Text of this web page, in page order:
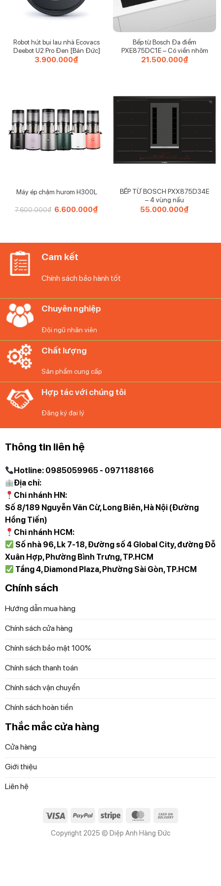
Đáng mua – xứng tầm – tiện lợi mỗi ngày
Còn chần chừ gì nữa? Nhắn em giữ hàng ngay hôm nay
– số lượng không nhiều đâu ạ!
—————————
Kích thước: 28,6 x 12,2 x 14,1cm
Trọng lượng : 1,19 kg
Công Suất: 2400W
Điện áp: 220-240V
BÀN LÀ HƠI NƯỚC ROWENTA
DX1636D1 2
Tại sao nên chọn Diệp Anh – Hàng Đức chính
Hàng cao cấp – Chính hãng 100%: Nhập khẩu
trực tiếp từ Đức và Hàn Quốc cùng các hãng lớn
Giá tốt nhất thị trường: Cam kết cạnh tranh –
Bảo hành & hậu mãi chu đáo: Hỗ trợ tận tâm,
mua hàng không lo nghĩ
Giao hàng toàn quốc: Nhanh chóng – Tiện lợi –
An toàn
Chi nhánh HN:
Số 8/189 Nguyễn Văn Cừ Long Biên Hà Nội (
Đường Hồng Tiến)
Chi nhánh HCM:
Số nhà 280C23, Khu biệt thự 280 Lương Định
Của, P. An Phú, Quận 2, TP. Thủ Đức, TP.HCM
Tầng 4 – Diamond Plaza, 34 Lê Duẩn, P. Bến
Nghé, Quận 1, TP. HCM.
————
GROUP săn Sale:
diepanhhangduc.com
https://www.facebook.com/diepanhhangducvn
https://www.facebook.com/diepanhgiadungduc
Robot hút bụi lau nhà Ecovacs
Deebot U2 Pro Đen [Bản Đức]
3.900.000₫
Bếp từ Bosch Đa điểm
PXE875DC1E – Có viền nhôm
21.500.000₫
Máy ép chậm hurom H300L
7.600.000₫ Giá
6.600.000₫
BẾP TỪ BOSCH PXX875D34E
– 4 vùng nấu
55.000.000₫
Cam kết
Chính sách bảo hành tốt
Chuyên nghiệp
Đội ngũ nhân viên
Chất lượng
Sản phẩm cung cấp
Hợp tác với chúng tôi
Đăng ký đại lý
Thông tin liên hệ
Hotline: 0985059965 - 0971188166
Địa chỉ:
Chi nhánh HN:
Số 8/189 Nguyễn Văn Cừ, Long Biên, Hà Nội (Đường
Hồng Tiến)
Chi nhánh HCM:
Số nhà 96, Lk 7-18, Đường số 4 Global City, đường Đỗ
Xuân Hợp, Phường Bình Trưng, TP.HCM
Tầng 4, Diamond Plaza, Phường Sài Gòn, TP.HCM
Chính sách
Hướng dẫn mua hàng
Chính sách cửa hàng
Chính sách bảo mật 100%
Chính sách thanh toán
Chính sách vận chuyển
Chính sách hoàn tiền
Thắc mắc cửa hàng
Cửa hàng
Giới thiệu
Liên hệ
Visa PayPal Stripe MasterCard
Copyright 2025 © Diệp Anh Hàng Đức